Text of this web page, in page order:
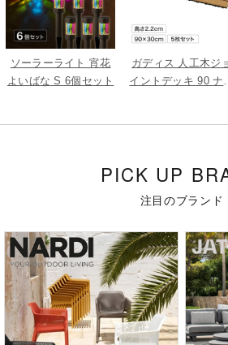
ソーラーライト 宵花
よいばな S 6個セット
ガディス 人工木ジ
イントデッキ 90 ナチ
PICK UP
注目のブランド